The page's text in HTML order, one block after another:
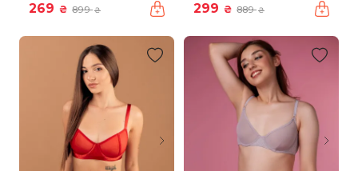
269 ₴ 899₴ 299 ₴ 889₴